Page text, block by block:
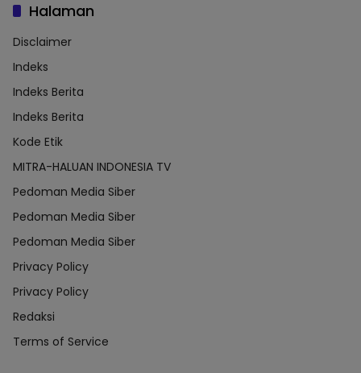
Halaman
Disclaimer
Indeks
Indeks Berita
Indeks Berita
Kode Etik
MITRA-HALUAN INDONESIA TV
Pedoman Media Siber
Pedoman Media Siber
Pedoman Media Siber
Privacy Policy
Privacy Policy
Redaksi
Terms of Service